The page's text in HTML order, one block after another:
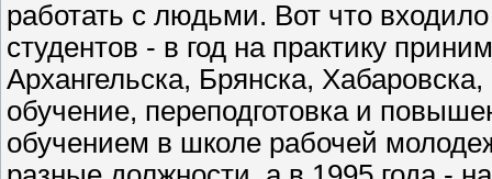
работать с людьми. Вот что
студентов - в год на практику
Архангельска, Брянска,
обучение, переподготовка и
обучением в школе рабочей